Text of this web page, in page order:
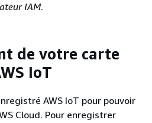
IAM.
de votre carte
IoT
AWS IoT pour pouvoir
Cloud. Pour enregistrer